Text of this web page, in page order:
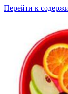
Перейти к